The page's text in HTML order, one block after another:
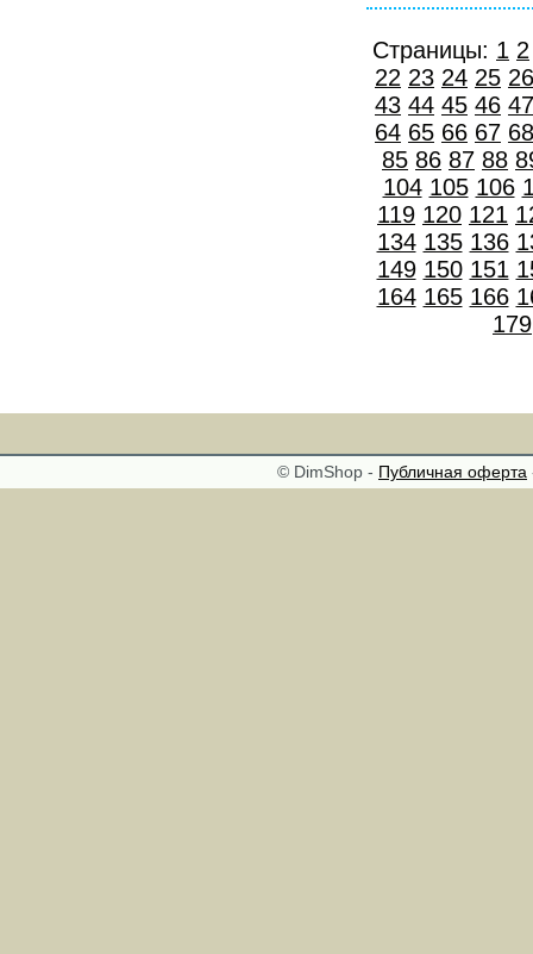
Страницы: 1 2
22 23 24 25 26
43 44 45 46 47
64 65 66 67 68
85 86 87 88
104 105 106
119 120 121
134 135 136
149 150 151
164 165 166
179
© DimShop - Публичная оферта